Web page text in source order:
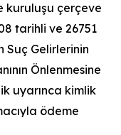
kuruluşu çerçeve
tarihli ve 26751
Suç Gelirlerinin
Önlenmesine
uyarınca kimlik
ödeme